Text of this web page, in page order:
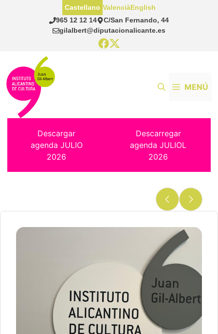
965 12 12 14
C/San Fernando, 44
gilalbert@diputacionalicante.es
Castellano ValenciàEnglish
MENÚ
Descargar
agenda JULIO
2026
Descarregar
agenda JULIOL
2026